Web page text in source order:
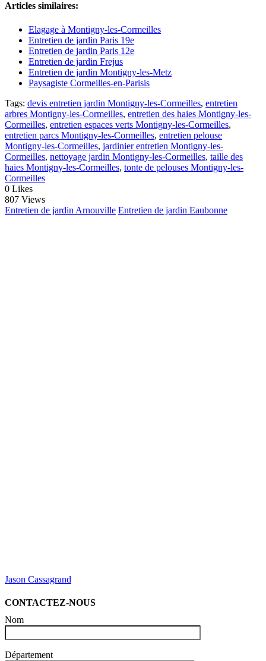
Articles similaires:
Elagage à Montigny-les-Cormeilles
Entretien de jardin Paris 19e
Entretien de jardin Paris 12e
Entretien de jardin Frejus
Entretien de jardin Montigny-les-Metz
Paysagiste Cormeilles-en-Parisis
Tags: devis entretien jardin Montigny-les-Cormeilles, entretien
arbres Montigny-les-Cormeilles, entretien des haies Montigny-les-
Cormeilles, entretien espaces verts Montigny-les-Cormeilles,
entretien parcs Montigny-les-Cormeilles, entretien pelouse
Montigny-les-Cormeilles, jardinier entretien Montigny-les-
Cormeilles, nettoyage jardin Montigny-les-Cormeilles, taille des
haies Montigny-les-Cormeilles, tonte de pelouses Montigny-les-
Cormeilles
0 Likes
807 Views
Entretien de jardin Arnouville Entretien de jardin Eaubonne
Jason Cassagrand
CONTACTEZ-NOUS
Nom
Département